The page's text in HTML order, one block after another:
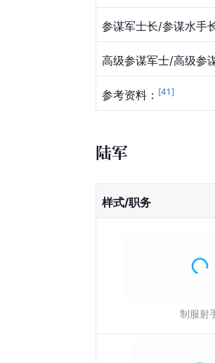
参谋军士长/参谋水手
高级参谋军士/高级参
参考资料： [41 ]
陆军
样式/职务
制服射